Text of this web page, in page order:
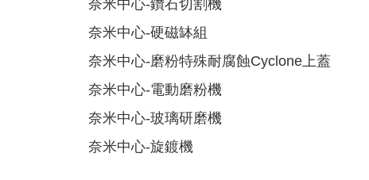
奈米中心-鑽石切割機
奈米中心-硬磁缽組
奈米中心-磨粉特殊耐腐蝕Cyclone上蓋
奈米中心-電動磨粉機
奈米中心-玻璃研磨機
奈米中心-旋鍍機